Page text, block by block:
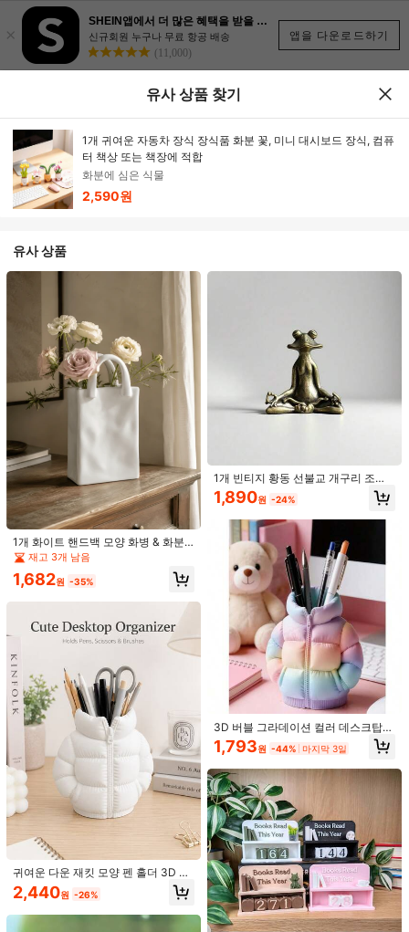
앱을 다운로드하기
×
SHEIN앱에서 더 많은 혜택을 받을 수 있어요.
신규회원 누구나 무료 항공 배송
(11,000)
1/10
2,590원 -26% 3,490원
1개 귀여운 자동차 장식 장식품 화분 꽃, 미니 대시보드
장식, 컴퓨터 책상 또는 책장에 적합
3.00(1)
스타일 유형
색
은방울꽃 1개 수선화 1개 프리지아 1개 1 치자나무
배송지 South Korea
무료 배송
예상 배송:2-5 영업일
무료 반품
안전한 결제 · 개인정보 보호
SHEIN에서 판매됨
유사 상품 찾기
1개 귀여운 자동차 장식 장식품 화분 꽃, 미니 대시보드 장식, 컴퓨
터 책상 또는 책장에 적합
화분에 심은 식물
2,590원
유사 상품
1개 화이트 핸드백 모양 화병 & 화분,
부드러운 와비사비 스타일 데스크톱
장식품 & 벽걸이 장식, 생화, 드라이플
라워, 거실, 침실, 현관 및 선물에 적합
재고 3개 남음
1,682원 -35%
귀여운 다운 재킷 모양 펜 홀더 3D 프
린트 연필 컵 데스크탑 수납 정리함 컵
창의적인 사무실 책상 장식 수납 컵
및 가정용에 적합
2,440원 -26%
1개 빈티지 황동 선불교 개구리 조각
상, 구리 동물 조각 향로, 가정 장식 탁
상 장식품, 최고의 생일 선물
1,890원 -24%
3D 버블 그라데이션 컬러 데스크탑
정리함, 귀여운 펜 홀더, 혁신적인 사
무실 책상 장식, 독특한 선물, 게이머
탑 장식, 친구를 위한 귀여운 선물 (펜
홀더만 포함, 펜 미포함)
1,793원 -44% 마지막 3일